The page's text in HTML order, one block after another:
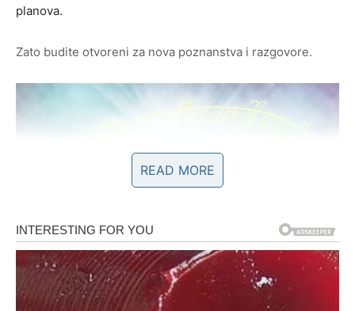
planova.
Zato budite otvoreni za nova poznanstva i razgovore.
SREĆA DOLAZI KADA SE
READ MORE